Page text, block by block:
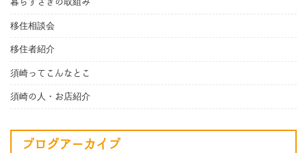
暮らすさきの取組み
移住相談会
移住者紹介
須崎ってこんなとこ
須崎の人・お店紹介
ブログアーカイブ